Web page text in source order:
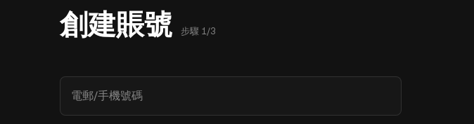
創建賬號 步驟 1/3
電郵/手機號碼